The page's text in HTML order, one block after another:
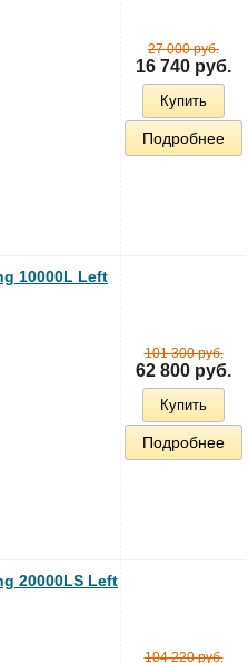
27 000 руб.
16 740 руб.
Купить
Подробнее
10000L Left
101 300 руб.
62 800 руб.
Купить
Подробнее
20000LS Left
104 220 руб.